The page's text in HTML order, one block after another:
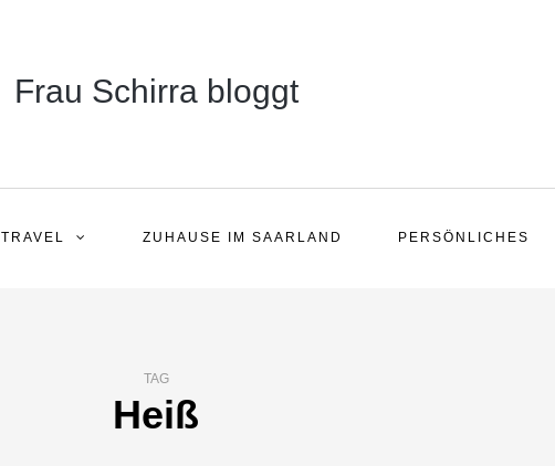
Frau Schirra bloggt
TRAVEL ZUHAUSE IM SAARLAND PERSÖNLICHES
TAG
Heiß